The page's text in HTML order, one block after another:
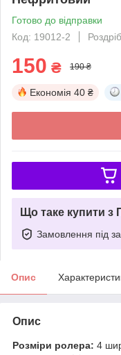
Готово до відправки
Код: 19012-2
Роздріб
150 ₴ 190 ₴
Економія 40 ₴
Що таке купити з
Замовлення під
Опис
Опис
Розміри ролера: 4